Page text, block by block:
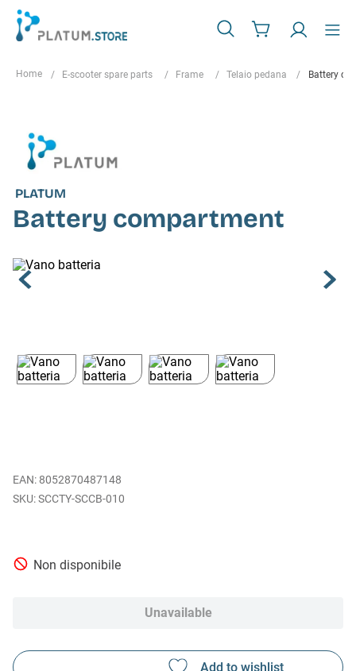
E-scooter spare parts Frame Telaio pedana Battery
PLATUM
Battery compartment
EAN: 8052870487148
SCCTY-SCCB-010
Non disponibile
Unavailable